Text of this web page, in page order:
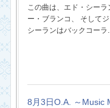
この曲は、エド・シー
ー・ブランコ、 そして
シーランはバックコーラ
8月3日O.A. ～Music